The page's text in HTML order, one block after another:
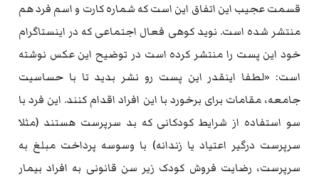
قسمت عجیب این اتفاق این است که شماره کارت و اسم فرد هم
منتشر شده است. نوید کوهی فعال اجتماعی که در اینستاگرام
خود این پست را منتشر کرده است در توضیح این عکس نوشته
است: «لطفا اینقدر این پست رو نشر بدید تا با حساسیت
جامعه، مقامات برای برخورد با این افراد اقدام کنند. این فرد با
سو استفاده از شرایط کودکانی که بد سرپرست هستند (مثلا
سرپرست درگیر اعتیاد یا زندانه) با وسوسه پرداخت مبلغ به
سرپرست، رضایت فروش کودک زیر سن قانونی به افراد بیمار